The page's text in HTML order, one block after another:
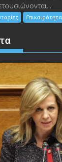
Επικαιρότητα